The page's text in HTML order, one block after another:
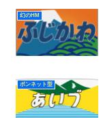
幻のHM
ボンネット型